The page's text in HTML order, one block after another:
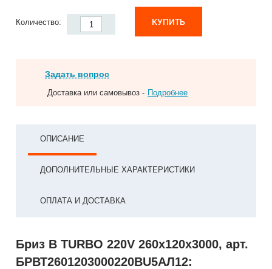
Количество: КУПИТЬ
Задать вопрос
Доставка или самовывоз - Подробнее
ОПИСАНИЕ
ДОПОЛНИТЕЛЬНЫЕ ХАРАКТЕРИСТИКИ
ОПЛАТА И ДОСТАВКА
Бриз В TURBO 220V 260х120х3000, арт.
БРВТ2601203000220ВU5АЛ12: